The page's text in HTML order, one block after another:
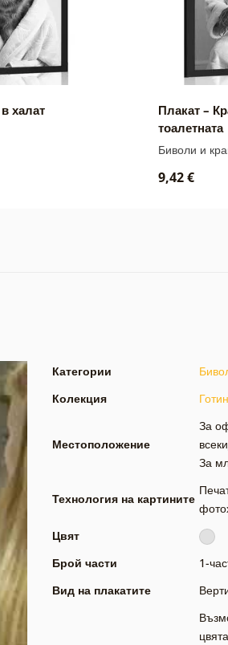
халат
Плакат –
тоалетната
Биволи и
9,42 €
Категории
Колекция
Местоположение
За
За
Технология на картините
Цвят
Брой части
1-
Вид на плакатите